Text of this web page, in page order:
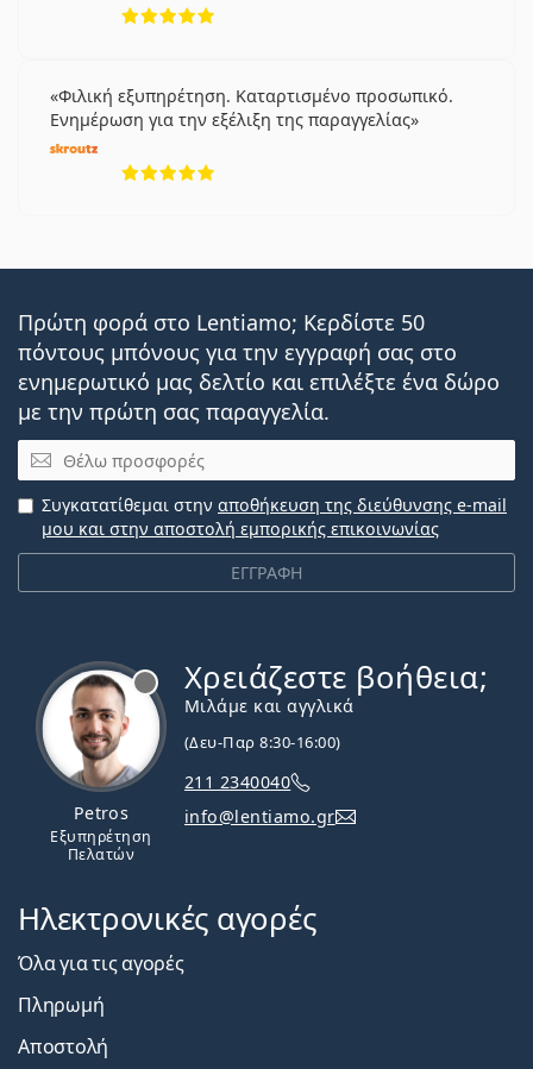
Φιλική εξυπηρέτηση. Καταρτισμένο προσωπικό.
Ενημέρωση για την εξέλιξη της παραγγελίας
Πρώτη φορά στο Lentiamo; Κερδίστε 50
πόντους μπόνους για την εγγραφή σας στο
ενημερωτικό μας δελτίο και επιλέξτε ένα δώρο
με την πρώτη σας παραγγελία.
Email
ΕΓΓΡΑΦΗ
Συγκατατίθεμαι στην αποθήκευση της διεύθυνσης e-mail
μου και στην αποστολή εμπορικής επικοινωνίας
Petros
Εξυπηρέτηση
Πελατών
Χρειάζεστε βοήθεια;
Μιλάμε και αγγλικά
(Δευ-Παρ 8:30-16:00)
211 2340040
info@lentiamo.gr
Ηλεκτρονικές αγορές
Όλα για τις αγορές
Πληρωμή
Αποστολή